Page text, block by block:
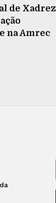
de Xadrez
na Amrec